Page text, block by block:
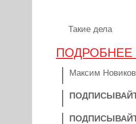
Такие дела
Максим